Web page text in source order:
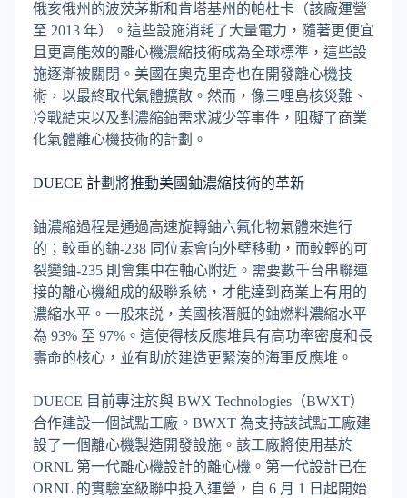
俄亥俄州的波茨茅斯和肯塔基州的帕杜卡（該廠運營
至 2013 年）。這些設施消耗了大量電力，隨著更便宜
且更高能效的離心機濃縮技術成為全球標準，這些設
施逐漸被關閉。美國在奧克里奇也在開發離心機技
術，以最終取代氣體擴散。然而，像三哩島核災難、
冷戰結束以及對濃縮鈾需求減少等事件，阻礙了商業
化氣體離心機技術的計劃。
DUECE 計劃將推動美國鈾濃縮技術的革新
鈾濃縮過程是通過高速旋轉鈾六氟化物氣體來進行
的；較重的鈾-238 同位素會向外壁移動，而較輕的可
裂變鈾-235 則會集中在軸心附近。需要數千台串聯連
接的離心機組成的級聯系統，才能達到商業上有用的
濃縮水平。一般來説，美國核潛艇的鈾燃料濃縮水平
為 93% 至 97%。這使得核反應堆具有高功率密度和長
壽命的核心，並有助於建造更緊湊的海軍反應堆。
DUECE 目前專注於與 BWX Technologies（BWXT）
合作建設一個試點工廠。BWXT 為支持該試點工廠建
設了一個離心機製造開發設施。該工廠將使用基於
ORNL 第一代離心機設計的離心機。第一代設計已在
ORNL 的實驗室級聯中投入運營，自 6 月 1 日起開始